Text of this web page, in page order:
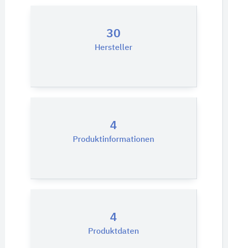
30
Hersteller
4
Produktinformationen
4
Produktdaten